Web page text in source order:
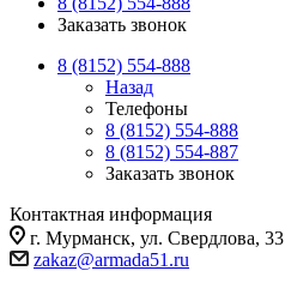
Заказать звонок
8 (8152) 554-888
Назад
Телефоны
8 (8152) 554-888
8 (8152) 554-887
Заказать звонок
Контактная информация
г. Мурманск, ул. Свердлова, 33
zakaz@armada51.ru